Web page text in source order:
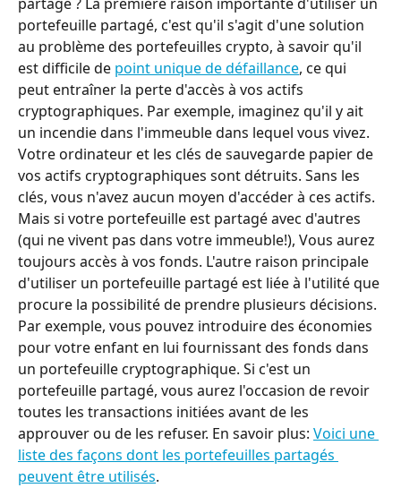
portefeuille partagé, c'est qu'il s'agit d'une solution
au problème des portefeuilles crypto, à savoir qu'il
est difficile de point unique de défaillance, ce qui
peut entraîner la perte d'accès à vos actifs
cryptographiques. Par exemple, imaginez qu'il y ait
un incendie dans l'immeuble dans lequel vous vivez.
Votre ordinateur et les clés de sauvegarde papier de
vos actifs cryptographiques sont détruits. Sans les
clés, vous n'avez aucun moyen d'accéder à ces actifs.
Mais si votre portefeuille est partagé avec d'autres
(qui ne vivent pas dans votre immeuble!), Vous aurez
toujours accès à vos fonds. L'autre raison principale
d'utiliser un portefeuille partagé est liée à l'utilité que
procure la possibilité de prendre plusieurs décisions.
Par exemple, vous pouvez introduire des économies
pour votre enfant en lui fournissant des fonds dans
un portefeuille cryptographique. Si c'est un
portefeuille partagé, vous aurez l'occasion de revoir
toutes les transactions initiées avant de les
approuver ou de les refuser. En savoir plus: Voici une
liste des façons dont les portefeuilles partagés
peuvent être utilisés.